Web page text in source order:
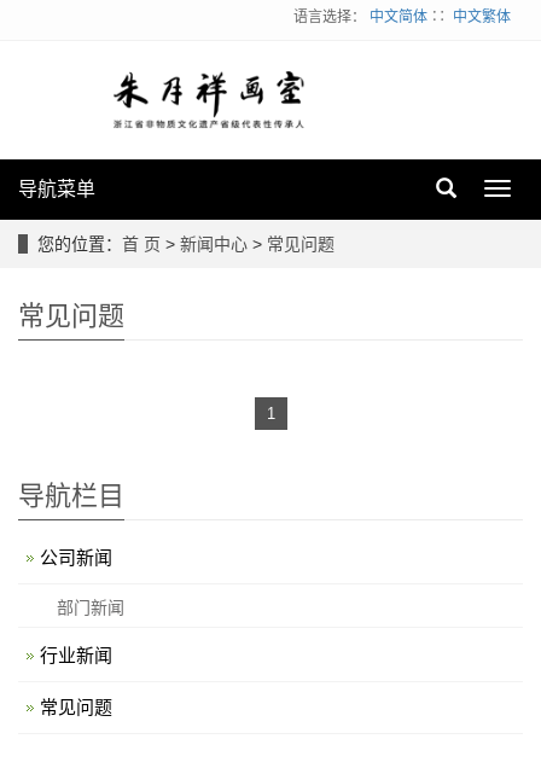
语言选择： 中文简体 ∷ 中文繁体
导航菜单
您的位置： 首 页 > 新闻中心 > 常见问题
常见问题
1
导航栏目
公司新闻
部门新闻
行业新闻
常见问题